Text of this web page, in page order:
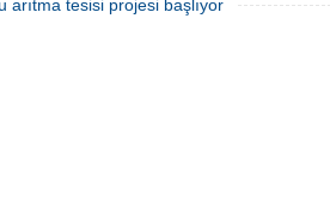
arıtma tesisi projesi başlıyor